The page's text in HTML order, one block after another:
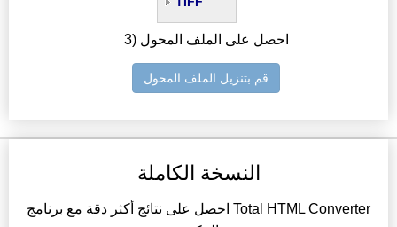
3) احصل على الملف المحول
قم بتنزيل الملف المحول
النسخة الكاملة
احصل على نتائج أكثر دقة مع برنامج Total HTML Converter